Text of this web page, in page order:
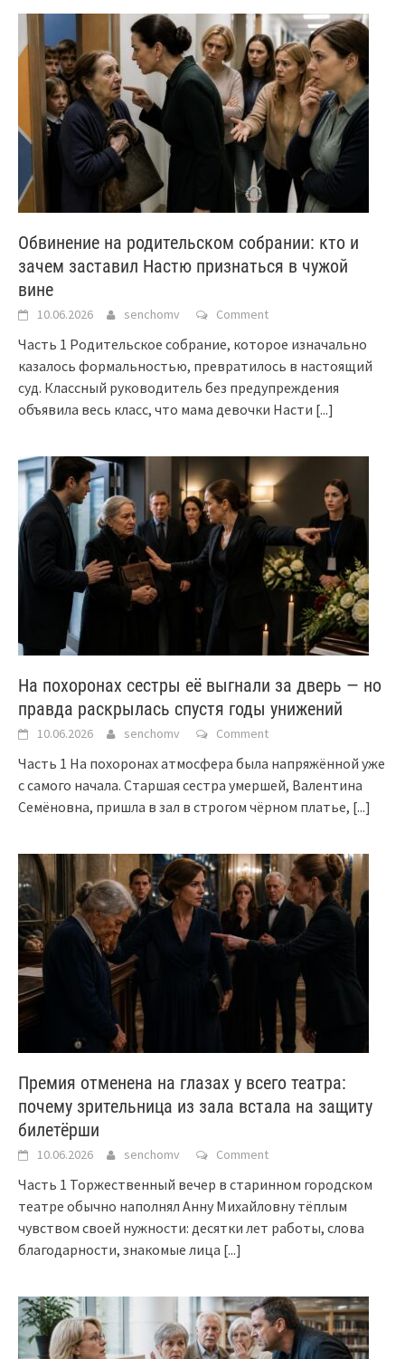
Обвинение на родительском собрании: кто и
зачем заставил Настю признаться в чужой
вине
10.06.2026 senchomv Comment
Часть 1 Родительское собрание, которое изначально
казалось формальностью, превратилось в настоящий
суд. Классный руководитель без предупреждения
объявила весь класс, что мама девочки Насти [...]
На похоронах сестры её выгнали за дверь — но
правда раскрылась спустя годы унижений
10.06.2026 senchomv Comment
Часть 1 На похоронах атмосфера была напряжённой уже
с самого начала. Старшая сестра умершей, Валентина
Семёновна, пришла в зал в строгом чёрном платье, [...]
Премия отменена на глазах у всего театра:
почему зрительница из зала встала на защиту
билетёрши
10.06.2026 senchomv Comment
Часть 1 Торжественный вечер в старинном городском
театре обычно наполнял Анну Михайловну тёплым
чувством своей нужности: десятки лет работы, слова
благодарности, знакомые лица [...]